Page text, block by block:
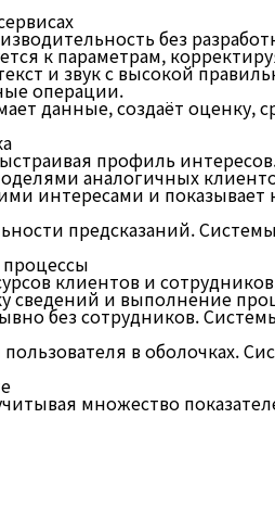
без
к параметрам,
и звук с высокой
операции.
данные, создаёт оценку,
профиль
аналогичных
интересами и
предсказаний.
клиентов и
сведений и выполнение
без сотрудников.
в оболочках.
множество